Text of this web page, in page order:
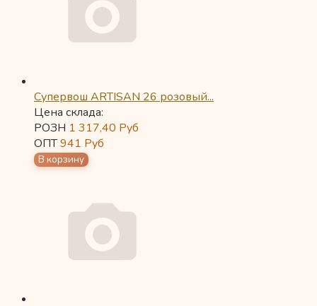
Супервош ARTISAN 26 розовый...
Цена склада:
РОЗН 1 317,40 Руб
ОПТ941 Руб